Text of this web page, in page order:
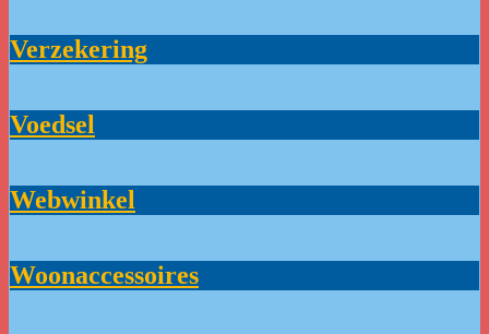
Verzekering
Voedsel
Webwinkel
Woonaccessoires